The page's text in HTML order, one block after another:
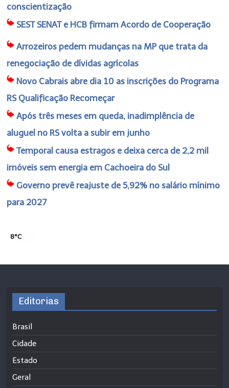
conscientização
SEST SENAT e HCB firmam Acordo de Cooperação
Arrozeiros pedem mudanças na MP que trata da
renegociação de dívidas agrícolas
Novo Cabrais abre dia 10 as inscrições do Programa
RS Qualificação Recomeçar
Após três meses em queda, inadimplência de
aluguel no RS volta a subir em junho
Temporal causa estragos e deixa cerca de 2,2 mil
imóveis sem energia em Cachoeira do Sul
Governo prevê reajuste de 5,92% no salário mínimo
para 2027
8°C
Editorias
Brasil
Cidade
Estado
Geral